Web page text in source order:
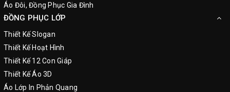
Áo Đôi, Đồng Phục Gia Đình
ĐỒNG PHỤC LỚP
Thiết Kế Slogan
Thiết Kế Hoạt Hình
Thiết Kế 12 Con Giáp
Thiết Kế Áo 3D
Áo Lớp In Phản Quang